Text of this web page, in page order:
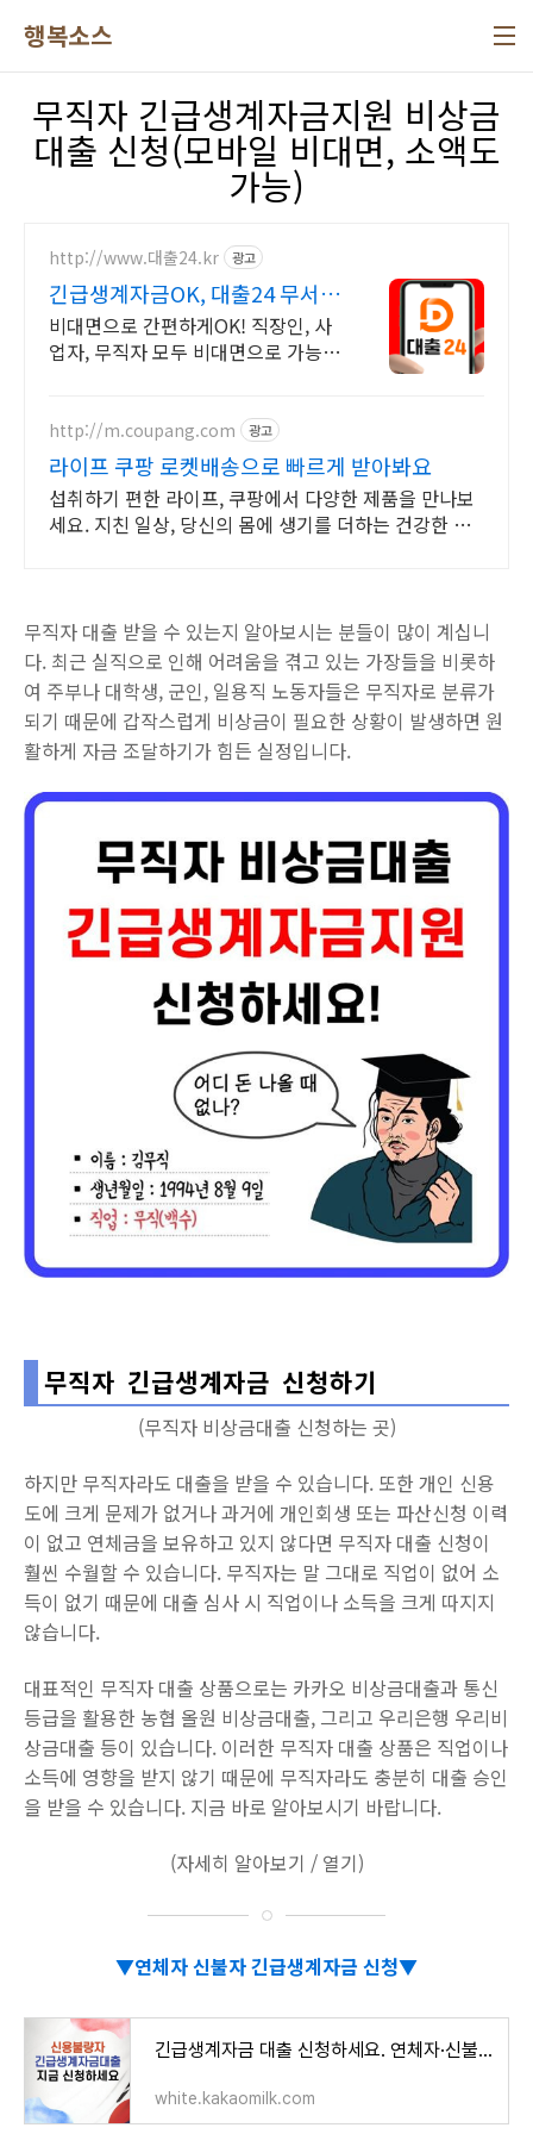
행복소스
무직자 긴급생계자금지원 비상금
대출 신청(모바일 비대면, 소액도
가능)
http://www.대출24.kr 광고
긴급생계자금OK, 대출24 무서류
No신용 대출가능!
비대면으로 간편하게OK! 직장인, 사
업자, 무직자 모두 비대면으로 가능한
http://m.coupang.com 광고
라이프 쿠팡 로켓배송으로 빠르게 받아봐요
섭취하기 편한 라이프, 쿠팡에서 다양한 제품을 만나보
세요. 지친 일상, 당신의 몸에 생기를 더하는 건강한 선
무직자 대출 받을 수 있는지 알아보시는 분들이 많이 계십니
다. 최근 실직으로 인해 어려움을 겪고 있는 가장들을 비롯하
여 주부나 대학생, 군인, 일용직 노동자들은 무직자로 분류가
되기 때문에 갑작스럽게 비상금이 필요한 상황이 발생하면 원
활하게 자금 조달하기가 힘든 실정입니다.
무직자 긴급생계자금 신청하기
(무직자 비상금대출 신청하는 곳)
하지만 무직자라도 대출을 받을 수 있습니다. 또한 개인 신용
도에 크게 문제가 없거나 과거에 개인회생 또는 파산신청 이력
이 없고 연체금을 보유하고 있지 않다면 무직자 대출 신청이
훨씬 수월할 수 있습니다. 무직자는 말 그대로 직업이 없어 소
득이 없기 때문에 대출 심사 시 직업이나 소득을 크게 따지지
않습니다.
대표적인 무직자 대출 상품으로는 카카오 비상금대출과 통신
등급을 활용한 농협 올원 비상금대출, 그리고 우리은행 우리비
상금대출 등이 있습니다. 이러한 무직자 대출 상품은 직업이나
소득에 영향을 받지 않기 때문에 무직자라도 충분히 대출 승인
을 받을 수 있습니다. 지금 바로 알아보시기 바랍니다.
(자세히 알아보기 / 열기)
▼연체자 신불자 긴급생계자금 신청▼
긴급생계자금 대출 신청하세요. 연체자·신불자도 가능!
white.kakaomilk.com